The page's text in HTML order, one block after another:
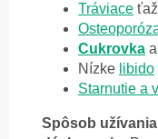
Tráviace
Cukrovka
Nízke libido
Starnutie a
Spôsob